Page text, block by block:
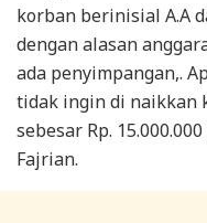
korban berinisial A.A
dengan alasan
ada penyimpangan,.
tidak ingin di naikkan
sebesar Rp.
Fajrian.